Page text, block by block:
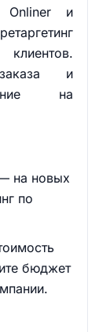
и
и
на
на новых
по
бюджет